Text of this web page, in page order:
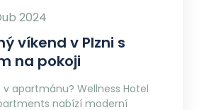
2024
víkend v Plzni s
na pokoji
apartmánu? Wellness Hotel
nabízí moderní